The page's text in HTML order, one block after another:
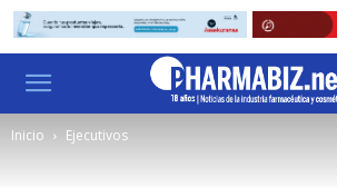
Inicio Ejecutivos